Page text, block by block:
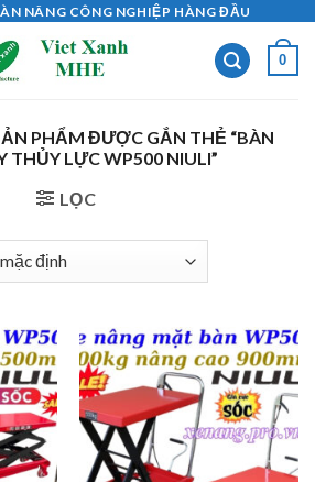
NÂNG CÔNG NGHIỆP HÀNG ĐẦU
0
PHẨM ĐƯỢC GẮN THẺ “BÀN
THỦY LỰC WP500 NIULI”
LỌC